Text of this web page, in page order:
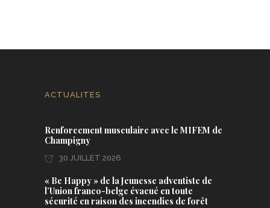
ACTUALITES
Renforcement musculaire avec le MIFEM de
Champigny
30 JUILLET 2026
« Be Happy » de la Jeunesse adventiste de
l’Union franco-belge évacué en toute
sécurité en raison des incendies de forêt